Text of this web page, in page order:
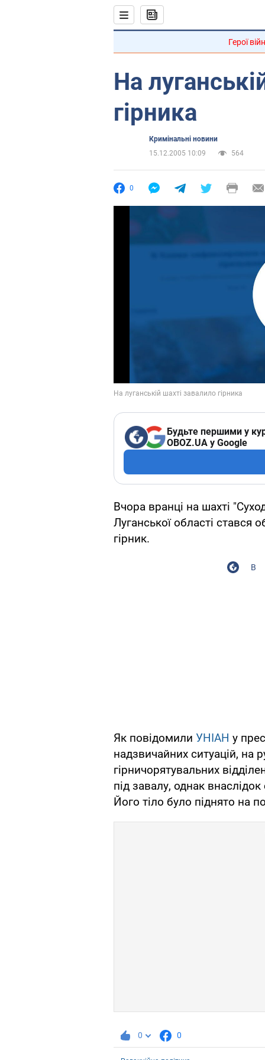
Герої
На
гірника
Кримінальні новини
15.12.2005 10:09
564
0
Будьте першими у
OBOZ.UA у Google
Вчора вранці на шахті
Луганської області стався
гірник.
Як повідомили УНІАН у
надзвичайних ситуацій, на
гірничорятувальних
під завалу, однак
Його тіло було піднято на
0 0